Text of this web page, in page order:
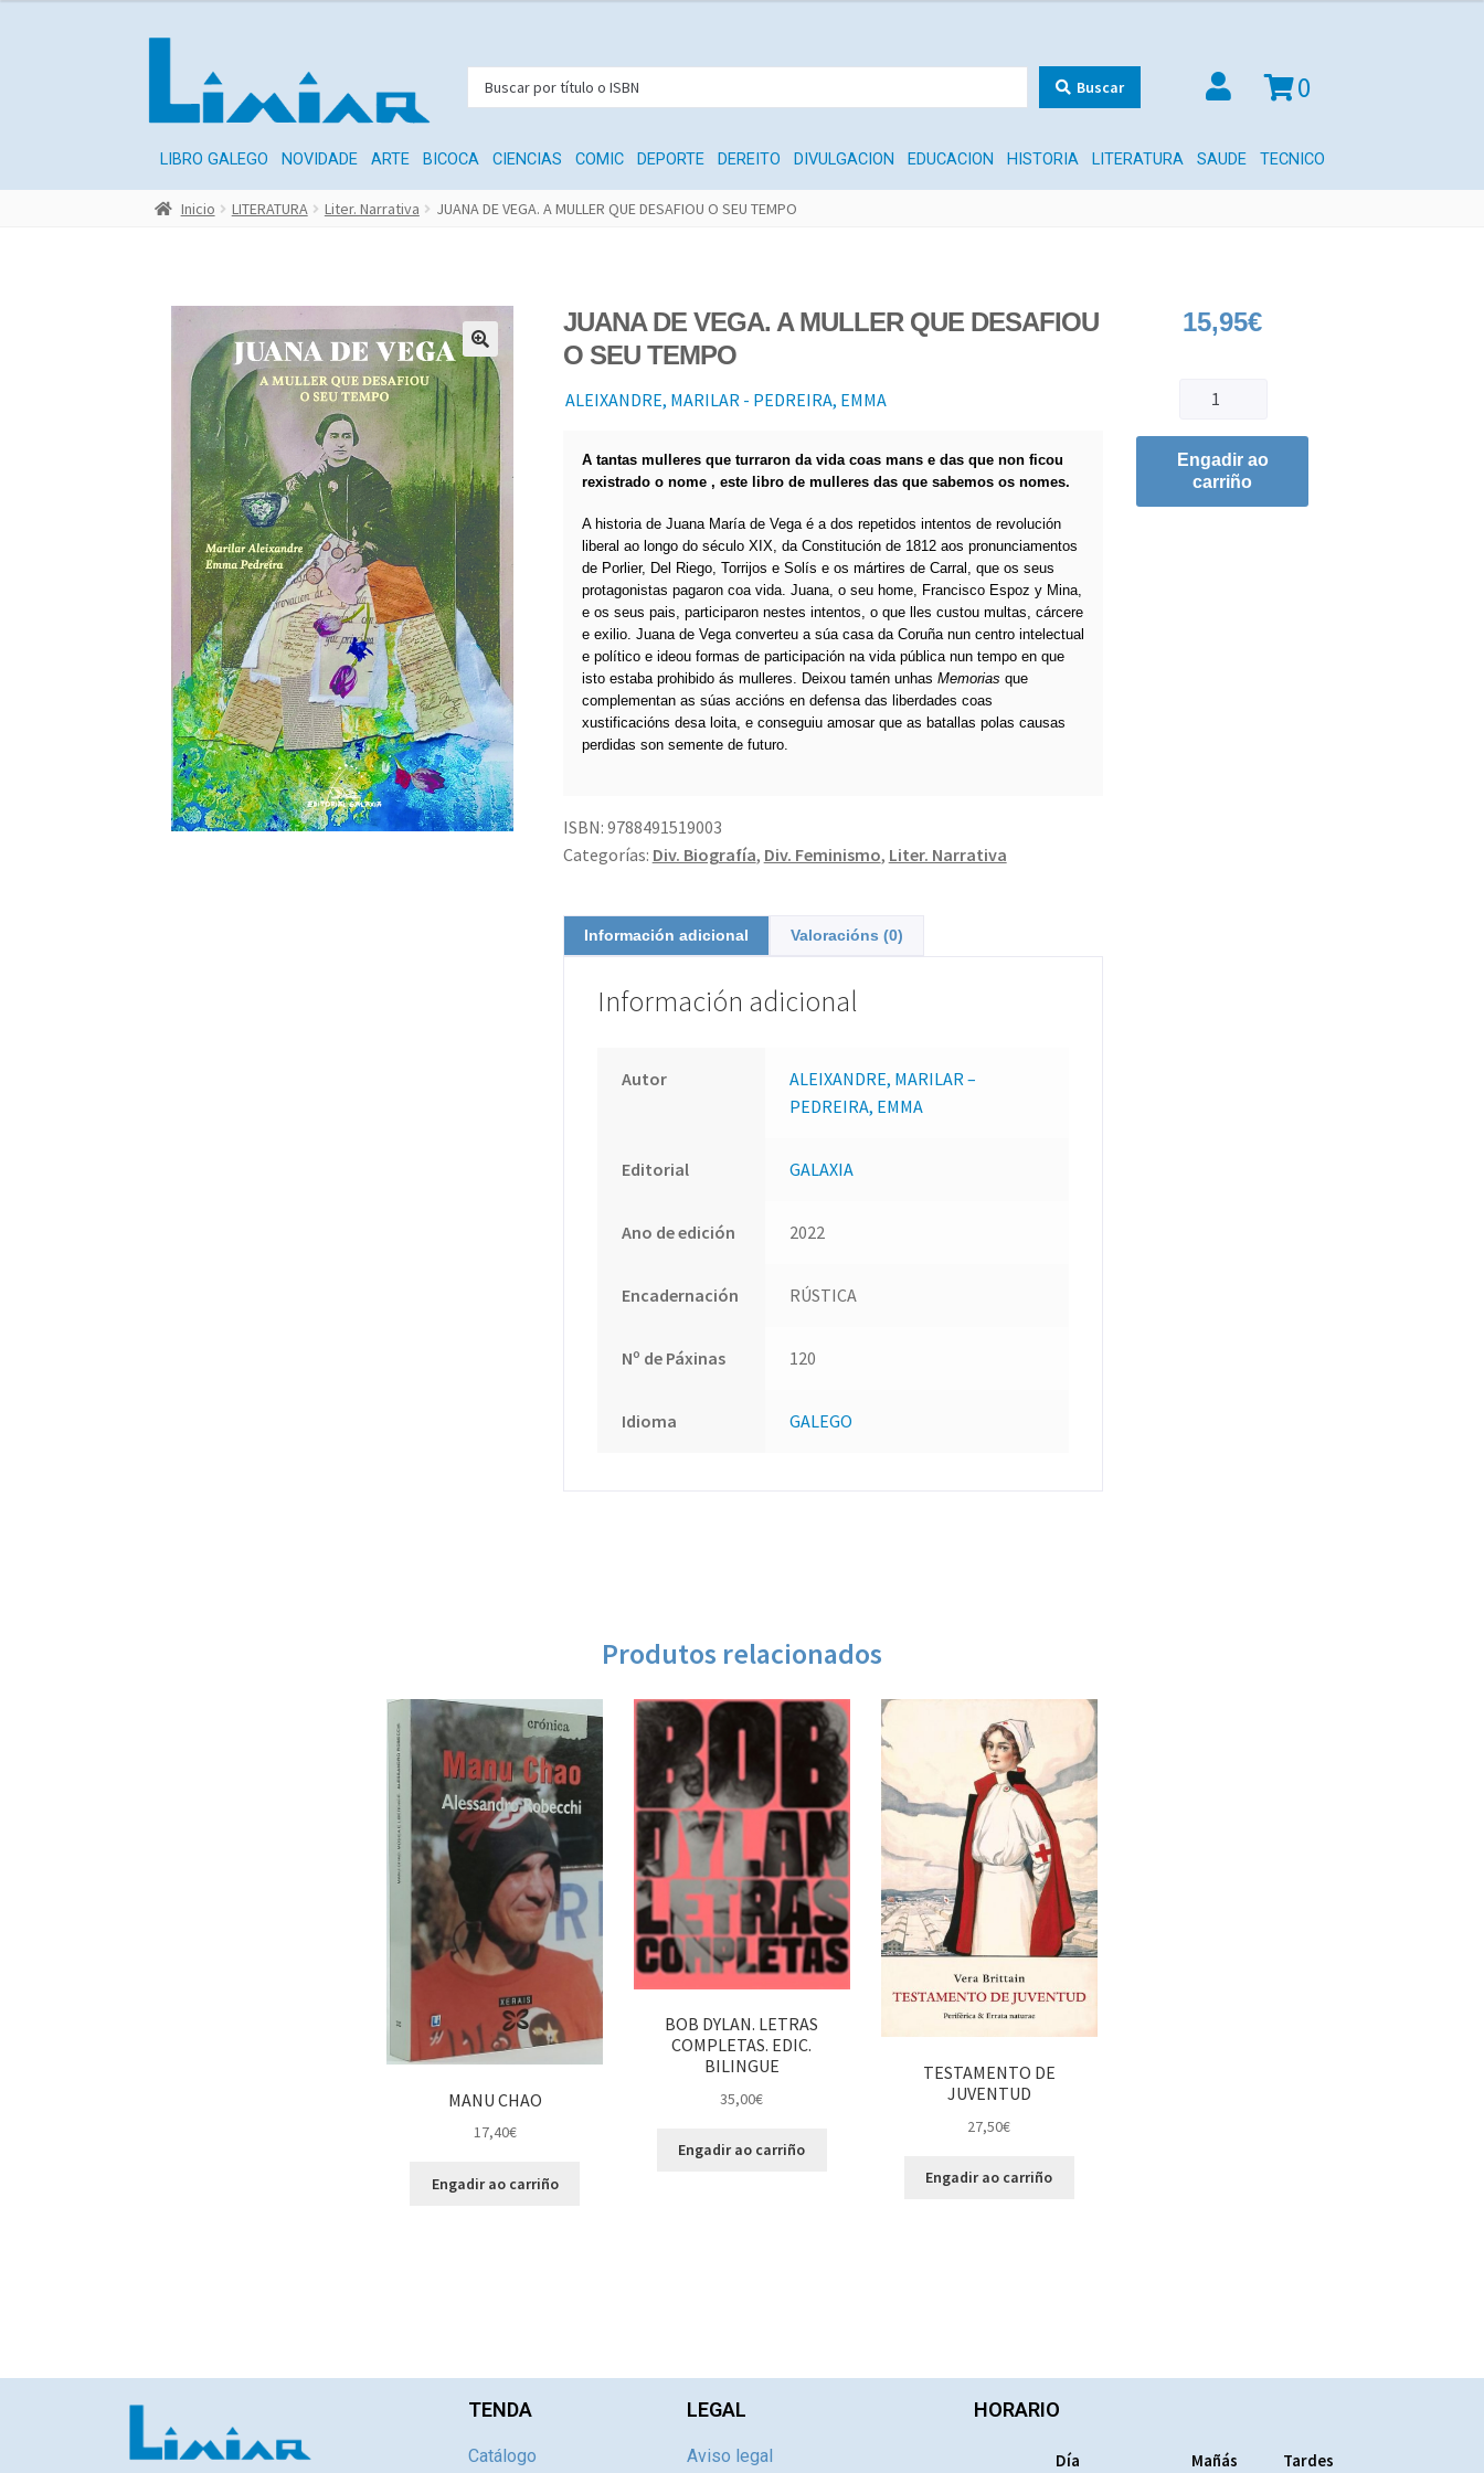
Buscar 0
LIBRO GALEGO NOVIDADE ARTE BICOCA CIENCIAS COMIC DEPORTE DEREITO DIVULGACION EDUCACION HISTORIA LITERATURA SAUDE TECNICO
Inicio LITERATURA Liter. Narrativa JUANA DE VEGA. A MULLER QUE DESAFIOU O SEU TEMPO
JUANA DE VEGA. A MULLER QUE DESAFIOU
O SEU TEMPO
ALEIXANDRE, MARILAR - PEDREIRA, EMMA
A tantas mulleres que turraron da vida coas mans e das que non ficou
rexistrado o nome , este libro de mulleres das que sabemos os nomes.
A historia de Juana María de Vega é a dos repetidos intentos de revolución
liberal ao longo do século XIX, da Constitución de 1812 aos pronunciamentos
de Porlier, Del Riego, Torrijos e Solís e os mártires de Carral, que os seus
protagonistas pagaron coa vida. Juana, o seu home, Francisco Espoz y Mina,
e os seus pais, participaron nestes intentos, o que lles custou multas, cárcere
e exilio. Juana de Vega converteu a súa casa da Coruña nun centro intelectual
e político e ideou formas de participación na vida pública nun tempo en que
isto estaba prohibido ás mulleres. Deixou tamén unhas Memorias que
complementan as súas accións en defensa das liberdades coas
xustificacións desa loita, e conseguiu amosar que as batallas polas causas
perdidas son semente de futuro.
ISBN: 9788491519003
Categorías: Div. Biografía, Div. Feminismo, Liter. Narrativa
Información adicional Valoracións (0)
Información adicional
Autor
ALEIXANDRE, MARILAR –
PEDREIRA, EMMA
Editorial GALAXIA
Ano de edición 2022
Encadernación RÚSTICA
Nº de Páxinas 120
Idioma GALEGO
15,95€
Engadir ao
carriño
Produtos relacionados
MANU CHAO
17,40€
Engadir ao carriño
BOB DYLAN. LETRAS
COMPLETAS. EDIC.
BILINGUE
35,00€
Engadir ao carriño
TESTAMENTO DE
JUVENTUD
27,50€
Engadir ao carriño
TENDA
Catálogo
LEGAL
Aviso legal
HORARIO
Día Mañás Tardes